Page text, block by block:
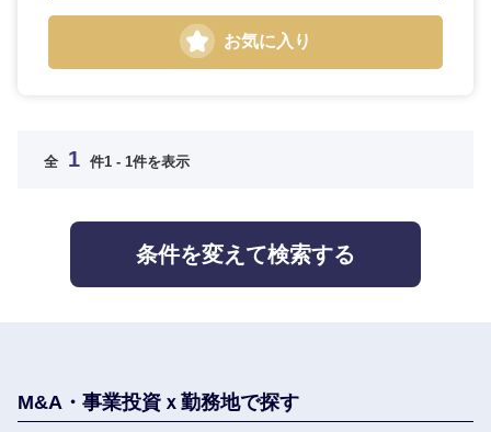
ル
門職
建設・施
その他
エンターテイメント
人材・アウトソーシング
愛知県 三重県
滋賀県
大阪府 兵庫県
奈良県 和歌山県
お気に入り
全 1 件1 - 1件を表示
条件を変えて検索する
M&A・事業投資ｘ勤務地で探す